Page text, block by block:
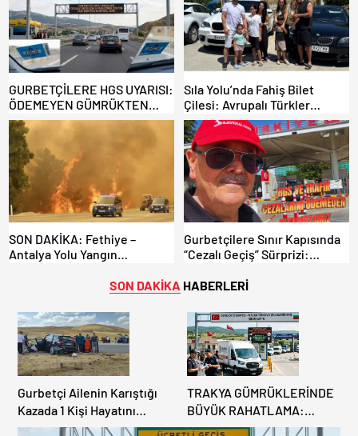
GURBETÇİLERE HGS UYARISI:
ÖDEMEYEN GÜMRÜKTEN
ÇIKAMIYOR!
Sıla Yolu’nda Fahiş Bilet
Çilesi: Avrupalı Türkler
Karayollarına Akın Etti,
Gümrükler Kilitlendi!
SON DAKİKA: Fethiye –
Antalya Yolu Yangın
Gurbetçilere Sınır Kapısında
“Cezalı Geçiş” Sürprizi:
Çıkamıyor!
SON DAKİKA HABERLERİ
Gurbetçi Ailenin Karıştığı
Kazada 1 Kişi Hayatını
Kaybederken, 7 kişi
TRAKYA GÜMRÜKLERİNDE
BÜYÜK RAHATLAMA:
DEREKÖY HAFİF TİCARİ